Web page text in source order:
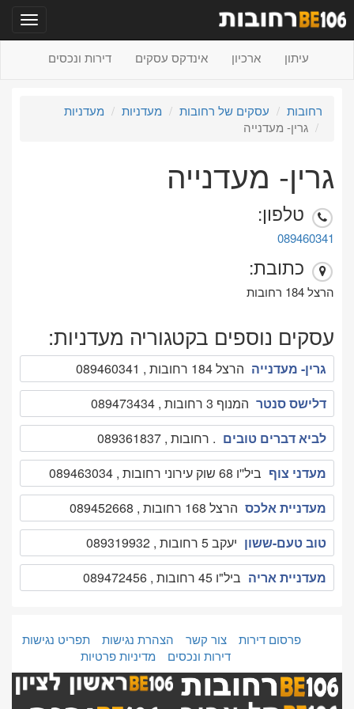
עיתון ארכיון אינדקס עסקים דירות ונכסים
רחובות עסקים של רחובות מעדניות
מעדניות
גרין- מעדנייה
גרין- מעדנייה
טלפון:
089460341
כתובת:
הרצל 184 רחובות
עסקים נוספים בקטגוריה מעדניות:
גרין- מעדנייה הרצל 184 רחובות , 089460341
דלישס סנטר המנוף 3 רחובות , 089473434
לביא דברים טובים . רחובות , 089361837
מעדני צוף ביל''ו 68 שוק עירוני רחובות , 089463034
מעדניית אלכס הרצל 168 רחובות , 089452668
טוב טעם-ששון יעקב 5 רחובות , 089319932
מעדניית אריה ביל"ו 45 רחובות , 089472456
פרסום דירות צור קשר הצהרת נגישות
תפריט נגישות
דירות ונכסים
מדיניות פרטיות